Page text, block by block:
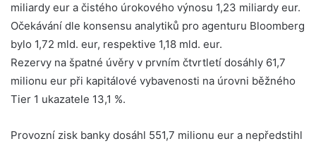
miliardy eur a čistého úrokového výnosu 1,23 miliardy eur.
Očekávání dle konsensu analytiků pro agenturu Bloomberg
bylo 1,72 mld. eur, respektive 1,18 mld. eur.
Rezervy na špatné úvěry v prvním čtvrtletí dosáhly 61,7
milionu eur při kapitálové vybavenosti na úrovni běžného
Tier 1 ukazatele 13,1 %.
Provozní zisk banky dosáhl 551,7 milionu eur a nepředstihl